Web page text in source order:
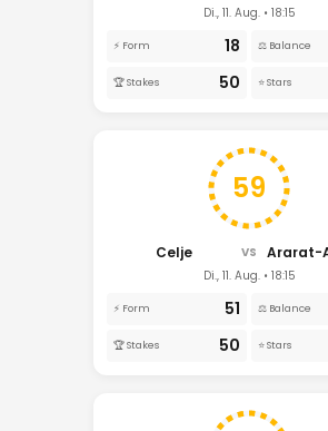
Di., 11. Aug. • 18:15
⚡ Form 18 ⚖️ Balance
🏆 Stakes 50 ⭐ Stars
59
Celje VS Ararat-
Di., 11. Aug. • 18:15
⚡ Form 51 ⚖️ Balance
🏆 Stakes 50 ⭐ Stars